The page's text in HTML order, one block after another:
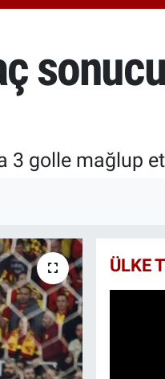
65.130,04
3 golle mağlup
ÜLKE